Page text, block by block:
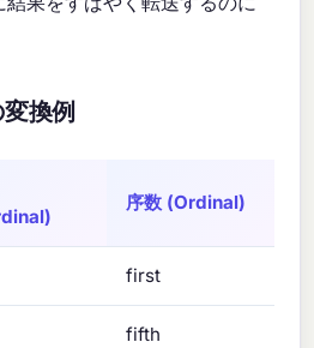
換例
序数 (Ordinal)
first
fifth